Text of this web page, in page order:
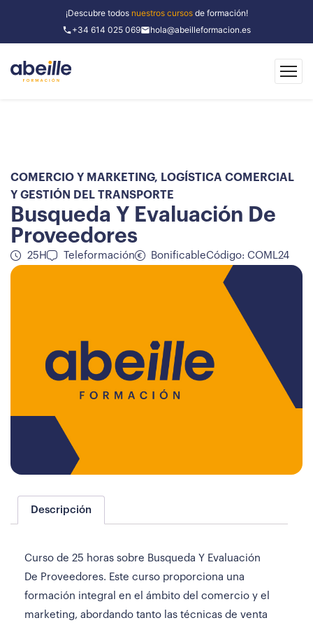
¡Descubre todos nuestros cursosde formación!
+34 614 025 069
hola@abeilleformacion.es
COMERCIO Y MARKETING, LOGÍSTICA COMERCIAL
Y GESTIÓN DEL TRANSPORTE
Busqueda Y Evaluación De
Proveedores
25H Teleformación BonificableCódigo: COML24
Descripción
Curso de 25 horas sobre Busqueda Y Evaluación
De Proveedores. Este curso proporciona una
formación integral en el ámbito del comercio y el
marketing, abordando tanto las técnicas de venta